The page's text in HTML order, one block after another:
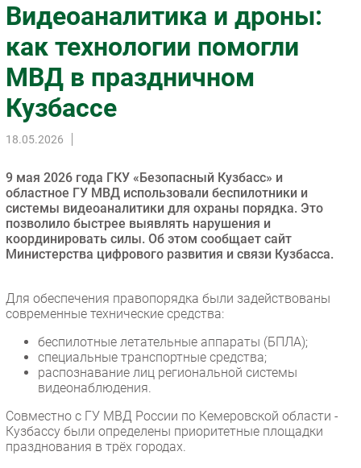
Импорто­замещение
Автоматизация Промышленности
Интернет
Мобильная связь
Фиксированная связь
Интеграция
Маркетинг
Торговые сети
Оборудование
ПО
Кадры
Регулирование
Финансы
Web
Безопасность
Инновации
CIO/Управление ИТ
Гаджеты
Видеоаналитика и дроны:
как технологии помогли
МВД в праздничном
Кузбассе
18.05.2026
9 мая 2026 года ГКУ «Безопасный Кузбасс» и
областное ГУ МВД использовали беспилотники и
системы видеоаналитики для охраны порядка. Это
позволило быстрее выявлять нарушения и
координировать силы. Об этом сообщает сайт
Министерства цифрового развития и связи Кузбасса.
Для обеспечения правопорядка были задействованы
современные технические средства:
беспилотные летательные аппараты (БПЛА);
специальные транспортные средства;
распознавание лиц региональной системы
видеонаблюдения.
Совместно с ГУ МВД России по Кемеровской области -
Кузбассу были определены приоритетные площадки
празднования в трёх городах.